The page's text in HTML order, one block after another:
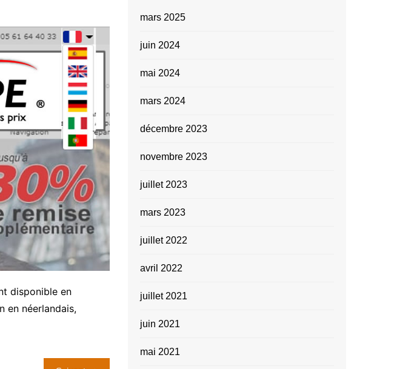
disponible en
en néerlandais,
mars 2025
juin 2024
mai 2024
mars 2024
décembre 2023
novembre 2023
juillet 2023
mars 2023
juillet 2022
avril 2022
juillet 2021
juin 2021
mai 2021